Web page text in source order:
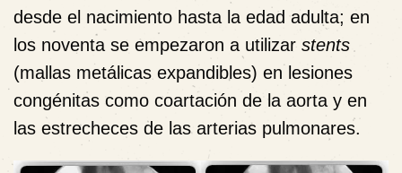
desde el nacimiento hasta la edad adulta; en
los noventa se empezaron a utilizar stents
(mallas metálicas expandibles) en lesiones
congénitas como coartación de la aorta y en
las estrecheces de las arterias pulmonares.